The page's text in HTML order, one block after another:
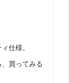
て
仕様。
買ってみる